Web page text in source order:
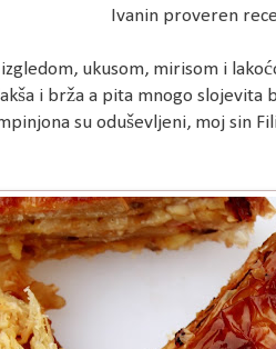
Ivanin proveren
ukusom, mirisom i
i brža a pita mnogo slojevita
su oduševljeni, moj sin